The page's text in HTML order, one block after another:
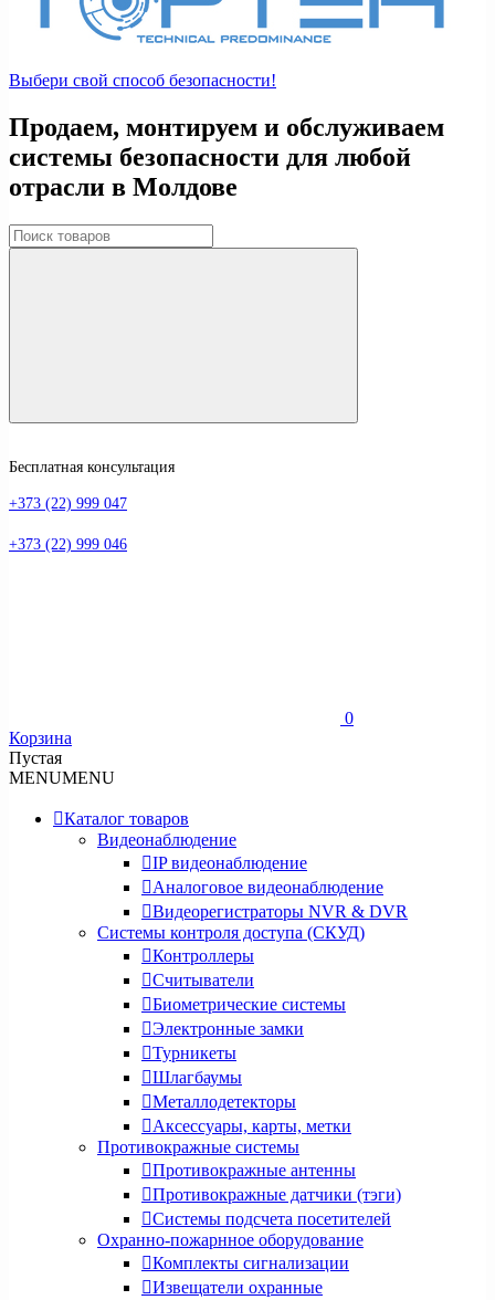
Выбери свой способ безопасности!
Продаем, монтируем и обслуживаем
системы безопасности для любой
отрасли в Молдове
Бесплатная консультация
+373 (22) 999 047
+373 (22) 999 046
0
Корзина
Пустая
MENUMENU
Каталог товаров
Видеонаблюдение
IP видеонаблюдение
Аналоговое видеонаблюдение
Видеорегистраторы NVR & DVR
Системы контроля доступа (СКУД)
Контроллеры
Считыватели
Биометрические системы
Электронные замки
Турникеты
Шлагбаумы
Металлодетекторы
Аксессуары, карты, метки
Противокражные системы
Противокражные антенны
Противокражные датчики (тэги)
Системы подсчета посетителей
Охранно-пожарнное оборудование
Комплекты сигнализации
Извещатели охранные